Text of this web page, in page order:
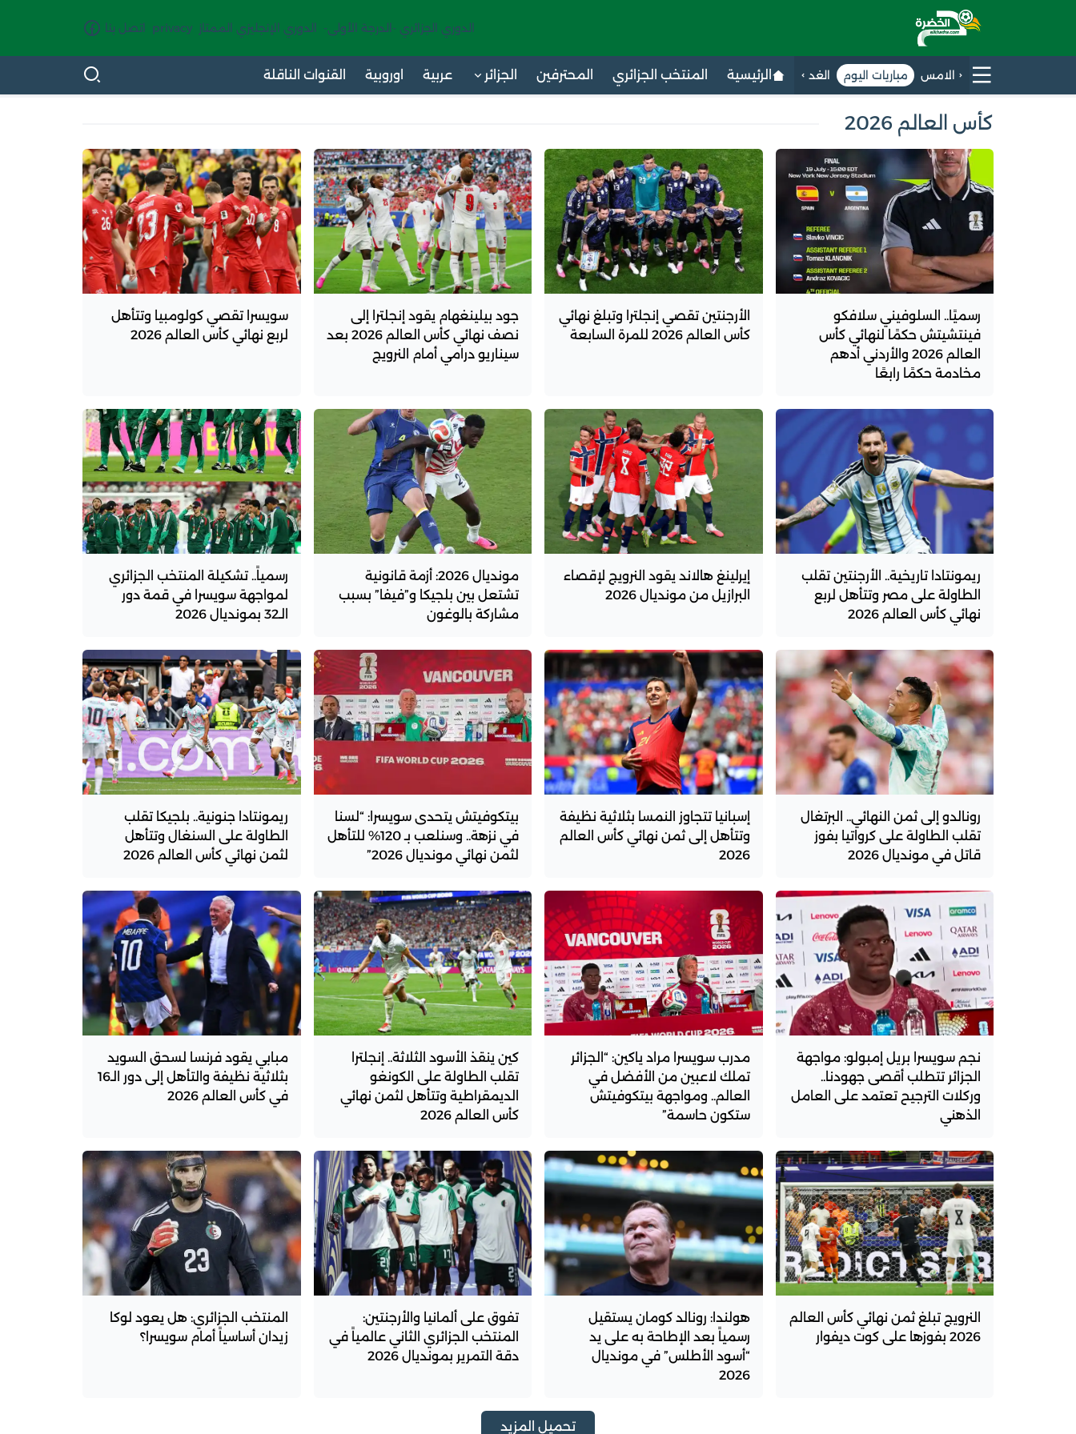
الدوري الجزائري -الدرجة الأولى- الدوري الإنجليزي الممتاز privacy اتصل بنا
الامس مباريات اليوم الغد الرئيسية المنتخب الجزائري المحترفين الجزائر عربية اوروبية القنوات الناقلة
كأس العالم 2026
رسميًا.. السلوفيني سلافكو
فينتشيتش حكمًا لنهائي كأس
العالم 2026 والأردني أدهم
مخادمة حكمًا رابعًا
الأرجنتين تقصي إنجلترا وتبلغ نهائي
كأس العالم 2026 للمرة السابعة
جود بيلينغهام يقود إنجلترا إلى
نصف نهائي كأس العالم 2026 بعد
سيناريو درامي أمام النرويج
سويسرا تقصي كولومبيا وتتأهل
لربع نهائي كأس العالم 2026
ريمونتادا تاريخية.. الأرجنتين تقلب
الطاولة على مصر وتتأهل لربع
نهائي كأس العالم 2026
إيرلينغ هالاند يقود النرويج لإقصاء
البرازيل من مونديال 2026
مونديال 2026: أزمة قانونية
تشتعل بين بلجيكا و”فيفا” بسبب
مشاركة بالوغون
رسمياً.. تشكيلة المنتخب الجزائري
لمواجهة سويسرا في قمة دور
الـ32 بمونديال 2026
رونالدو إلى ثمن النهائي.. البرتغال
تقلب الطاولة على كرواتيا بفوز
قاتل في مونديال 2026
إسبانيا تتجاوز النمسا بثلاثية نظيفة
وتتأهل إلى ثمن نهائي كأس العالم
2026
بيتكوفيتش يتحدى سويسرا: “لسنا
في نزهة.. وسنلعب بـ 120% للتأهل
لثمن نهائي مونديال 2026”
ريمونتادا جنونية.. بلجيكا تقلب
الطاولة على السنغال وتتأهل
لثمن نهائي كأس العالم 2026
نجم سويسرا بريل إمبولو: مواجهة
الجزائر تتطلب أقصى جهودنا..
وركلات الترجيح تعتمد على العامل
الذهني
مدرب سويسرا مراد ياكين: “الجزائر
تملك لاعبين من الأفضل في
العالم.. ومواجهة بيتكوفيتش
ستكون حاسمة”
كين ينقذ الأسود الثلاثة.. إنجلترا
تقلب الطاولة على الكونغو
الديمقراطية وتتأهل لثمن نهائي
كأس العالم 2026
مبابي يقود فرنسا لسحق السويد
بثلاثية نظيفة والتأهل إلى دور الـ16
في كأس العالم 2026
النرويج تبلغ ثمن نهائي كأس العالم
2026 بفوزها على كوت ديفوار
هولندا: رونالد كومان يستقيل
رسمياً بعد الإطاحة به على يد
“أسود الأطلس” في مونديال
2026
تفوق على ألمانيا والأرجنتين:
المنتخب الجزائري الثاني عالمياً في
دقة التمرير بمونديال 2026
المنتخب الجزائري: هل يعود لوكا
زيدان أساسياً أمام سويسرا؟
تحميل المزيد